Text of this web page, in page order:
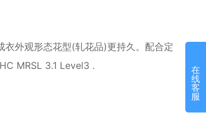
衣外观形态花型(轧花品)更持久。配合定
MRSL 3.1 Level3 .
在
线
客
服